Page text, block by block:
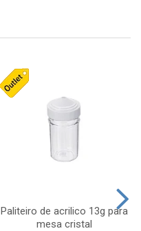
Paliteiro de acrilico 13g para
mesa cristal